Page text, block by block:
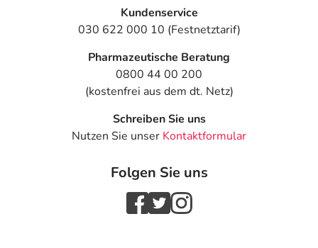
- Tinnitus (Ohrgeräusche)
- Überempfindlichkeitsreaktionen der Haut, wie:
- Hautausschlag
- Schwellungen im Gesicht
- Hautblutungen aufgrund gestörter Blutgerinnung
- Herzschwäche
- Herzklopfen
- Vorhofflimmern (Rhythmusstörung des Herzvorhofes)
- Abweichung im EKG (Verlängerung der QT-Dauer)
Kundenservice
030 622 000 10 (Festnetztarif)
Pharmazeutische Beratung
0800 44 00 200
(kostenfrei aus dem dt. Netz)
Schreiben Sie uns
Nutzen Sie unser Kontaktformular
Folgen Sie uns